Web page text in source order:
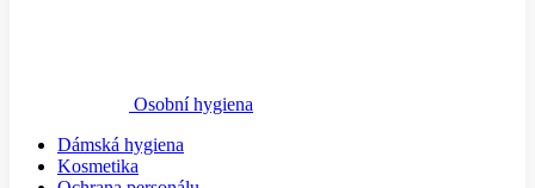
Osobní hygiena
Dámská hygiena
Kosmetika